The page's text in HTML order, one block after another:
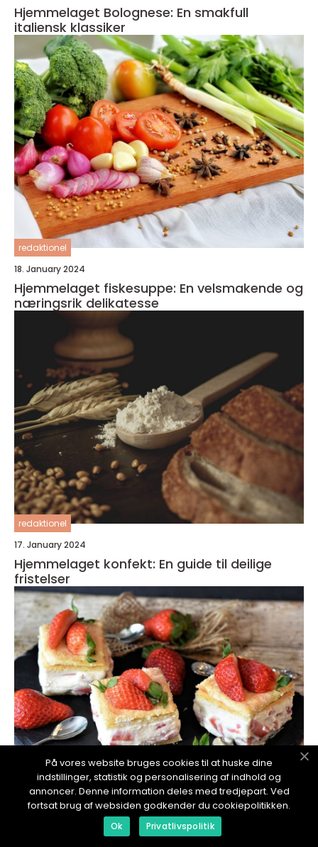
Hjemmelaget Bolognese: En smakfull
italiensk klassiker
redaktionel
18. January 2024
Hjemmelaget fiskesuppe: En velsmakende og
næringsrik delikatesse
redaktionel
17. January 2024
Hjemmelaget konfekt: En guide til deilige
fristelser
Hjemmelagde vårruller: En smakfull
På vores website bruges cookies til at huske dine
indstillinger, statistik og personalisering af indhold og
annoncer. Denne information deles med tredjepart. Ved
fortsat brug af websiden godkender du cookiepolitikken.
Ok Privatlivspolitik